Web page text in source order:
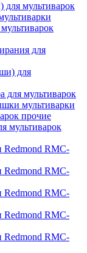
мультиварок
для
для
для мультиварок
мультиварки
прочие
мультиварок
Redmond RMC-
Redmond RMC-
Redmond RMC-
Redmond RMC-
Redmond RMC-